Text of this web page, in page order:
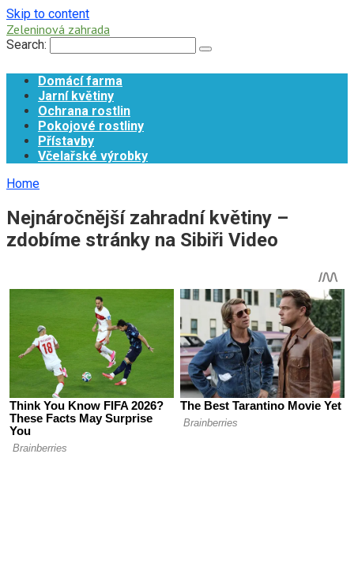
Skip to content
Zeleninová zahrada
Search:
Domácí farma
Jarní květiny
Ochrana rostlin
Pokojové rostliny
Přístavby
Včelařské výrobky
Home
Nejnáročnější zahradní květiny –
zdobíme stránky na Sibiři Video